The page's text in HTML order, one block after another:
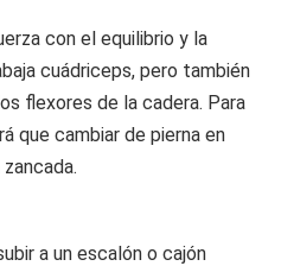
con el equilibrio y la
cuádriceps, pero también
flexores de la cadera. Para
que cambiar de pierna en
a un escalón o cajón